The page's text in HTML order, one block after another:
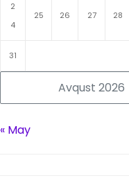
Avqust 2026
2
4
25 26 27 28
31
« May